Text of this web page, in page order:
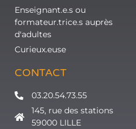
Enseignant.e.s ou
formateur.trice.s auprès
d'adultes
Curieux.euse
CONTACT
03.20.54.73.55
145, rue des stations
59000 LILLE